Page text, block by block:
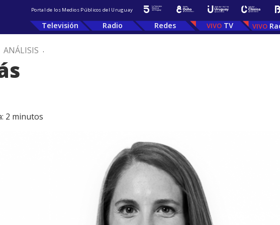
Portal de los Medios Públicos del Uruguay
Televisión Radio Redes TV
ANÁLISIS .
2 minutos